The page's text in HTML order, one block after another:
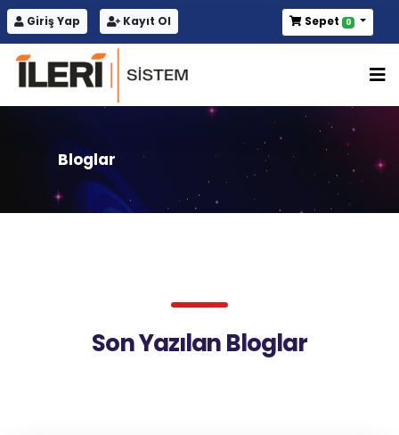
Giriş Yap Kayıt Ol Sepet 0
Bloglar
Son Yazılan Bloglar